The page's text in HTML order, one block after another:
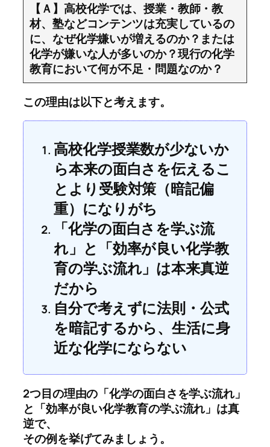
【Ａ】高校化学では、授業・教師・教
材、塾などコンテンツは充実しているの
に、なぜ化学嫌いが増えるのか？または
化学が嫌いな人が多いのか？現行の化学
教育において何が不足・問題なのか？
この理由は以下と考えます。
高校化学授業数が少ないか
ら本来の面白さを伝えるこ
とより受験対策（暗記偏
重）になりがち
「化学の面白さを学ぶ流
れ」と「効率が良い化学教
育の学ぶ流れ」は本来真逆
だから
自分で考えずに法則・公式
を暗記するから、生活に身
近な化学にならない
2つ目の理由の「化学の面白さを学ぶ流れ」
と「効率が良い化学教育の学ぶ流れ」は真
逆で、
その例を挙げてみましょう。